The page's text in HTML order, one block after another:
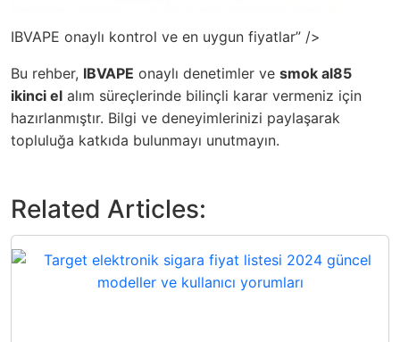
IBVAPE onaylı kontrol ve en uygun fiyatlar” />
Bu rehber, IBVAPE onaylı denetimler ve smok al85
ikinci el alım süreçlerinde bilinçli karar vermeniz için
hazırlanmıştır. Bilgi ve deneyimlerinizi paylaşarak
topluluğa katkıda bulunmayı unutmayın.
Related Articles: